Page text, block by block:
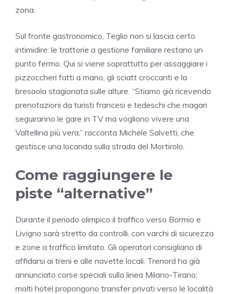
zona.
Sul fronte gastronomico, Teglio non si lascia certo
intimidire: le trattorie a gestione familiare restano un
punto fermo. Qui si viene soprattutto per assaggiare i
pizzoccheri fatti a mano, gli sciatt croccanti e la
bresaola stagionata sulle alture. “Stiamo già ricevendo
prenotazioni da turisti francesi e tedeschi che magari
seguiranno le gare in TV ma vogliono vivere una
Valtellina più vera,” racconta Michele Salvetti, che
gestisce una locanda sulla strada del Mortirolo.
Come raggiungere le
piste “alternative”
Durante il periodo olimpico il traffico verso Bormio e
Livigno sarà stretto da controlli, con varchi di sicurezza
e zone a traffico limitato. Gli operatori consigliano di
affidarsi ai treni e alle navette locali. Trenord ha già
annunciato corse speciali sulla linea Milano-Tirano;
molti hotel propongono transfer privati verso le località